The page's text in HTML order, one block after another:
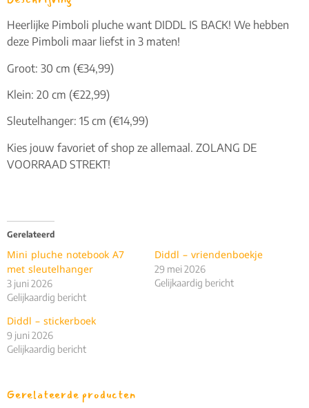
Heerlijke Pimboli pluche want DIDDL IS BACK! We hebben
deze Pimboli maar liefst in 3 maten!
Groot: 30 cm (€34,99)
Klein: 20 cm (€22,99)
Sleutelhanger: 15 cm (€14,99)
Kies jouw favoriet of shop ze allemaal. ZOLANG DE
VOORRAAD STREKT!
Gerelateerd
Mini pluche notebook A7
met sleutelhanger
3 juni 2026
Gelijkaardig bericht
Diddl – vriendenboekje
29 mei 2026
Gelijkaardig bericht
Diddl – stickerboek
9 juni 2026
Gelijkaardig bericht
Gerelateerde producten